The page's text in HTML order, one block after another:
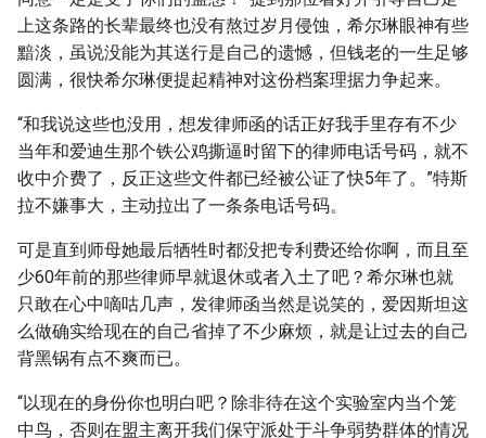
上这条路的长辈最终也没有熬过岁月侵蚀，希尔琳眼神有些
黯淡，虽说没能为其送行是自己的遗憾，但钱老的一生足够
圆满，很快希尔琳便提起精神对这份档案理据力争起来。
“和我说这些也没用，想发律师函的话正好我手里存有不少
当年和爱迪生那个铁公鸡撕逼时留下的律师电话号码，就不
收中介费了，反正这些文件都已经被公证了快5年了。”特斯
拉不嫌事大，主动拉出了一条条电话号码。
可是直到师母她最后牺牲时都没把专利费还给你啊，而且至
少60年前的那些律师早就退休或者入土了吧？希尔琳也就
只敢在心中嘀咕几声，发律师函当然是说笑的，爱因斯坦这
么做确实给现在的自己省掉了不少麻烦，就是让过去的自己
背黑锅有点不爽而已。
“以现在的身份你也明白吧？除非待在这个实验室内当个笼
中鸟，否则在盟主离开我们保守派处于斗争弱势群体的情况